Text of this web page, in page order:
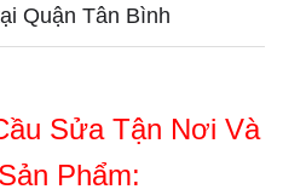
Quận Tân Bình
Sửa Tận Nơi Và
Phẩm: